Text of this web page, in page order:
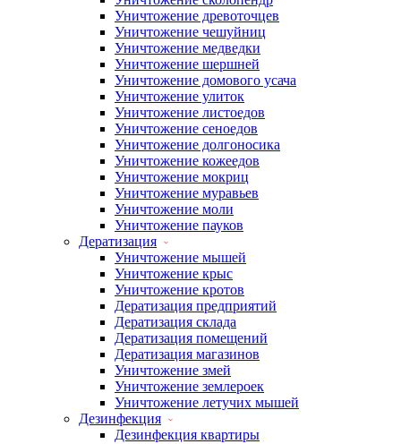
Уничтожение древоточцев
Уничтожение чешуйниц
Уничтожение медведки
Уничтожение шершней
Уничтожение домового усача
Уничтожение улиток
Уничтожение листоедов
Уничтожение сеноедов
Уничтожение долгоносика
Уничтожение кожеедов
Уничтожение мокриц
Уничтожение муравьев
Уничтожение моли
Уничтожение пауков
Дератизация
Уничтожение мышей
Уничтожение крыс
Уничтожение кротов
Дератизация предприятий
Дератизация склада
Дератизация помещений
Дератизация магазинов
Уничтожение змей
Уничтожение землероек
Уничтожение летучих мышей
Дезинфекция
Дезинфекция квартиры